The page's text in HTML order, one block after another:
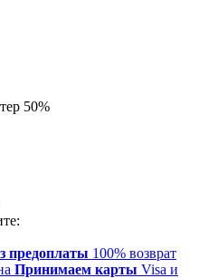
50%
предоплаты 100% возврат
Принимаем карты Visa и